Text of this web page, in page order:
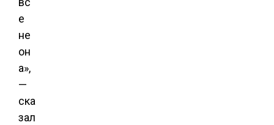
е
не
он
а»,
—
ска
зал